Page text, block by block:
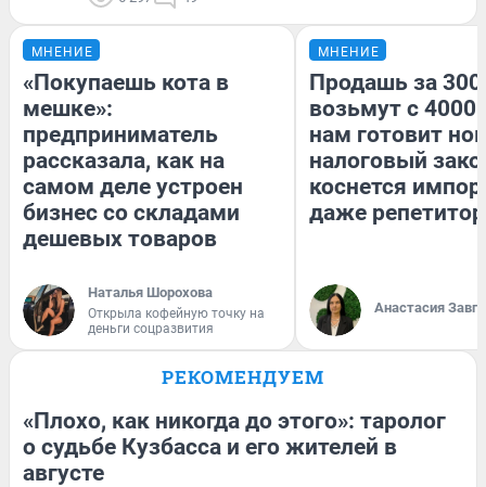
МНЕНИЕ
«Покупаешь кота в
мешке»:
предприниматель
рассказала, как на
самом деле устроен
бизнес со складами
дешевых товаров
Наталья Шорохова
Открыла кофейную точку на
деньги соцразвития
МНЕНИЕ
Продашь за
возьмут с
нам готовит
налоговый
коснется
даже
Анастасия
РЕКОМЕНДУЕМ
«Плохо, как никогда до этого»: таролог
о судьбе Кузбасса и его жителей в
августе